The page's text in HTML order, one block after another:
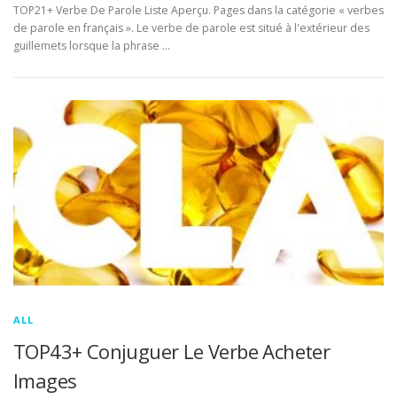
TOP21+ Verbe De Parole Liste Aperçu. Pages dans la catégorie « verbes
de parole en français ». Le verbe de parole est situé à l'extérieur des
guillemets lorsque la phrase …
ALL
TOP43+ Conjuguer Le Verbe Acheter
Images